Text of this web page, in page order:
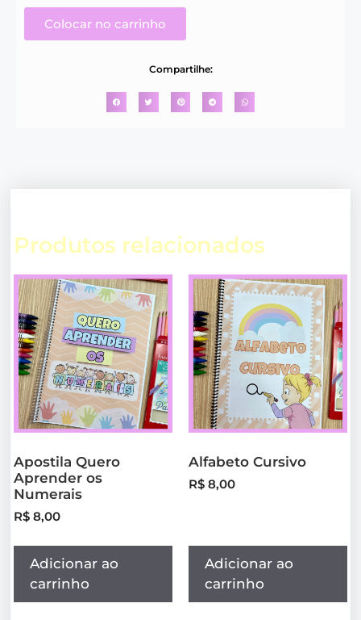
Colocar no carrinho
Compartilhe:
Produtos relacionados
Apostila Quero
Aprender os
Numerais
R$ 8,00
Adicionar ao
carrinho
Alfabeto Cursivo
R$ 8,00
Adicionar ao
carrinho